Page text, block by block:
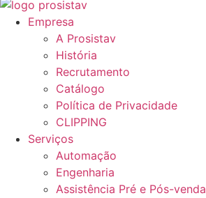
Empresa
A Prosistav
História
Recrutamento
Catálogo
Política de Privacidade
CLIPPING
Serviços
Automação
Engenharia
Assistência Pré e Pós-venda